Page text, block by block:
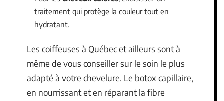
traitement qui protège la couleur tout en
hydratant.
Les coiffeuses à Québec et ailleurs sont à
même de vous conseiller sur le soin le plus
adapté à votre chevelure. Le botox capillaire,
en nourrissant et en réparant la fibre